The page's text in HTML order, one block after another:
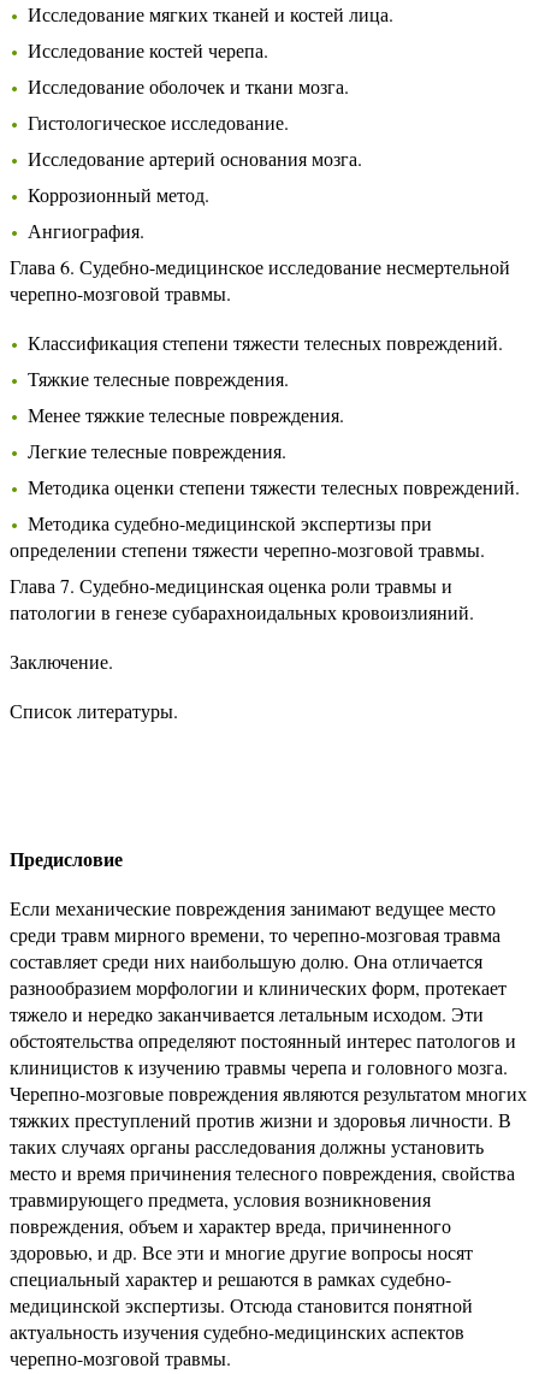
Исследование мягких тканей и костей лица.
Исследование костей черепа.
Исследование оболочек и ткани мозга.
Гистологическое исследование.
Исследование артерий основания мозга.
Коррозионный метод.
Ангиография.
Глава 6. Судебно-медицинское исследование несмертельной
черепно-мозговой травмы.
Классификация степени тяжести телесных повреждений.
Тяжкие телесные повреждения.
Менее тяжкие телесные повреждения.
Легкие телесные повреждения.
Методика оценки степени тяжести телесных повреждений.
Методика судебно-медицинской экспертизы при
определении степени тяжести черепно-мозговой травмы.
Глава 7. Судебно-медицинская оценка роли травмы и
патологии в генезе субарахноидальных кровоизлияний.
Заключение.
Список литературы.
Предисловие
Если механические повреждения занимают ведущее место
среди травм мирного времени, то черепно-мозговая травма
составляет среди них наибольшую долю. Она отличается
разнообразием морфологии и клинических форм, протекает
тяжело и нередко заканчивается летальным исходом. Эти
обстоятельства определяют постоянный интерес патологов и
клиницистов к изучению травмы черепа и головного мозга.
Черепно-мозговые повреждения являются результатом многих
тяжких преступлений против жизни и здоровья личности. В
таких случаях органы расследования должны установить
место и время причинения телесного повреждения, свойства
травмирующего предмета, условия возникновения
повреждения, объем и характер вреда, причиненного
здоровью, и др. Все эти и многие другие вопросы носят
специальный характер и решаются в рамках судебно-
медицинской экспертизы. Отсюда становится понятной
актуальность изучения судебно-медицинских аспектов
черепно-мозговой травмы.